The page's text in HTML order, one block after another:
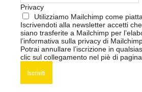
Privacy
Utilizziamo Mailchimp come
Iscrivendoti alla newsletter accetti
siano trasferite a Mailchimp per
l’informativa sulla privacy di
Potrai annullare l’iscrizione in
clic sul collegamento nel piè di